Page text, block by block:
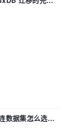
数据集怎么选，